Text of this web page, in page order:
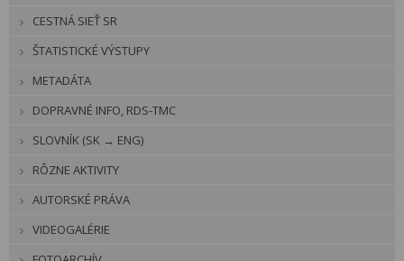
CESTNÁ SIEŤ SR
ŠTATISTICKÉ VÝSTUPY
METADÁTA
DOPRAVNÉ INFO, RDS-TMC
SLOVNÍK (SK → ENG)
RÔZNE AKTIVITY
AUTORSKÉ PRÁVA
VIDEOGALÉRIE